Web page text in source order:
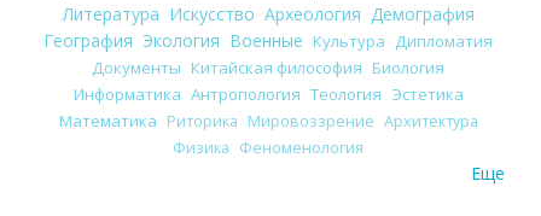
Литература Искусство Археология Демография
География Экология Военные Культура
Дипломатия
Документы Китайская философия Биология
Информатика Антропология Теология Эстетика
Математика Риторика Мировоззрение Архитектура
Физика Феноменология
Еще